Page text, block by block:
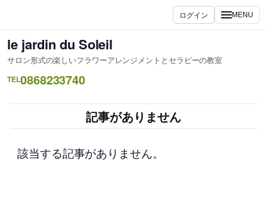
を
ス
キ
ッ
ログイン MENU
le jardin du Soleil
サロン形式の楽しいフラワーアレンジメントとセラピーの教室
TEL0868233740
記事がありません
該当する記事がありません。